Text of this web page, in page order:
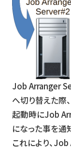
Job Arranger
へ切り替えた際
起動時にJob
になった事を通
これにより、